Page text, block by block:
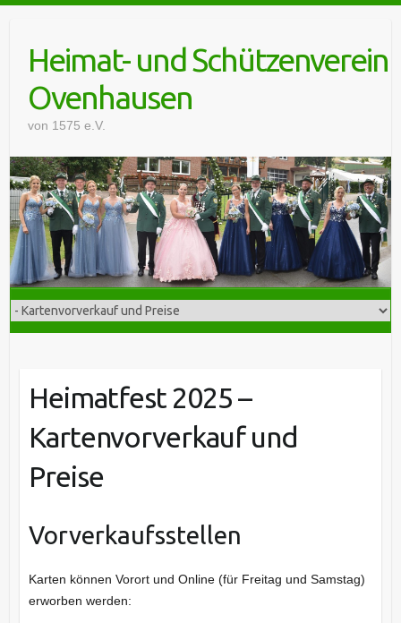
contentHeimat- und Schützenverein
Ovenhausen
von 1575 e.V.
Heimatfest 2025 –
Kartenvorverkauf und
Preise
Vorverkaufsstellen
Karten können Vorort und Online (für Freitag und Samstag)
erworben werden: